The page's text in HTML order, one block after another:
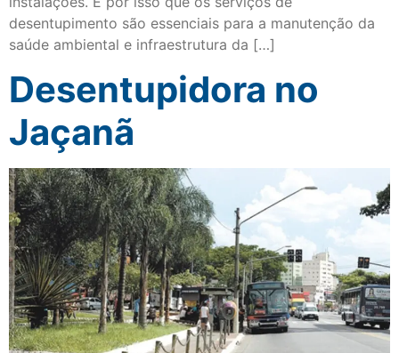
desentupimento são essenciais para a manutenção da
saúde ambiental e infraestrutura da […]
Desentupidora no
Jaçanã